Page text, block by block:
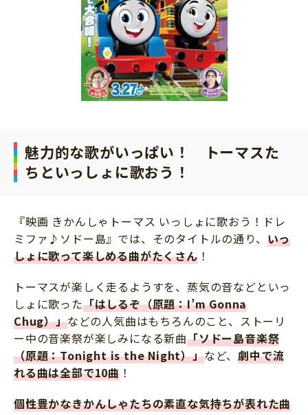
魅力的な歌がいっぱい！ トーマスた
ちといっしょに歌おう！
『映画 きかんしゃトーマス いっしょに歌おう！ドレ
ミファ♪ソドー島』では、そのタイトルの通り、 いっ
しょに歌って楽しめる曲がたくさん！
トーマスが楽しく走るようすを、蒸気の音などといっ
しょに歌った「はしるぞ（原題：I’m Gonna
Chug）」などの人気曲はもちろんのこと、ストーリ
ー中の音楽祭が楽しみになる新曲「ソドー島音楽祭
（原題：Tonight is the Night）」など、劇中で流
れる曲は全部で10曲 ！
個性豊かなきかんしゃたちの素直な気持ちが表れた曲